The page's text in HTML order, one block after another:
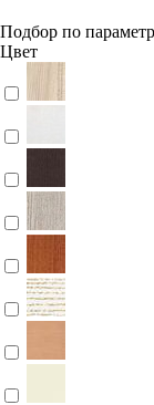
Подбор по
Цвет